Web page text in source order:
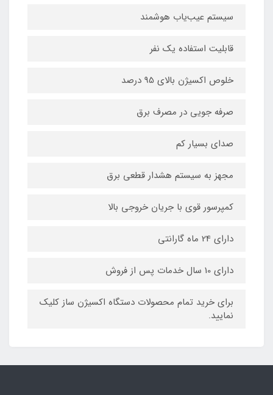
سیستم عیب‌یاب هوشمند
قابلیت استفاده یک نفر
خلوص اکسیژن بالای 95 درصد
صرفه جویی در مصرف برق
صدای بسیار کم
مجهز به سیستم هشدار قطعی برق
کمپرسور قوی با جریان خروجی بالا
دارای 24 ماه گارانتی
دارای 10 سال خدمات پس از فروش
برای خرید تمام محصولات دستگاه اکسیژن ساز کلیک
نمایید.